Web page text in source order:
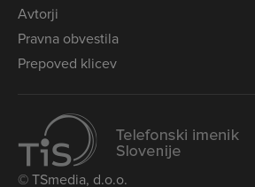
Avtorji
Pravna obvestila
Prepoved klicev
© TSmedia, d.o.o.